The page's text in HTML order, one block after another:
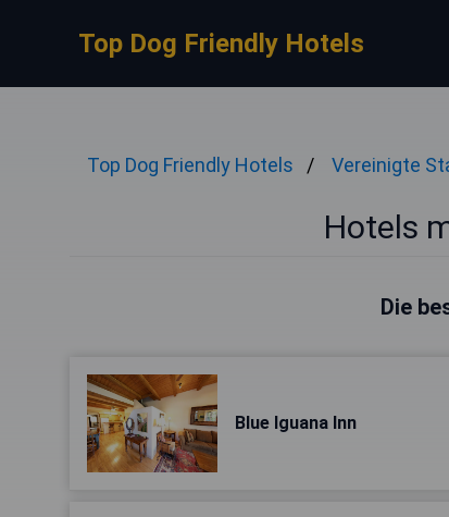
Top Dog Friendly Hotels
Top Dog Friendly Hotels Vereinigte
Hotels
Die
Blue Iguana Inn